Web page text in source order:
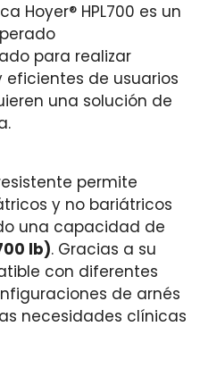
Hoyer® HPL700 es un
para realizar
de usuarios
una solución de
permite
y no bariátricos
una capacidad de
lb). Gracias a su
con diferentes
de arnés
necesidades clínicas